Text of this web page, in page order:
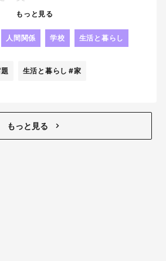
」とか
て思っていた通り、
ターンね！？笑
よりだから
うーーーー。笑
もっと見る
人間関係 学校 生活と暮らし
生活と暮らし #家
もっと見る